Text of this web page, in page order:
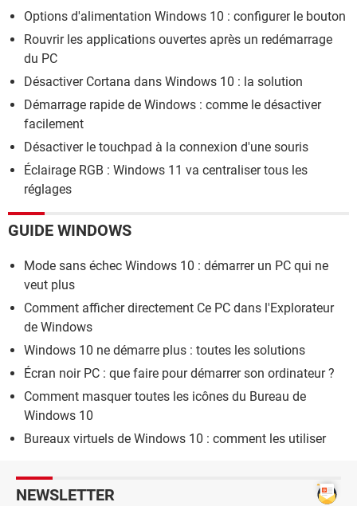
Options d'alimentation Windows 10 : configurer le bouton
Rouvrir les applications ouvertes après un redémarrage
du PC
Désactiver Cortana dans Windows 10 : la solution
Démarrage rapide de Windows : comme le désactiver
facilement
Désactiver le touchpad à la connexion d'une souris
Éclairage RGB : Windows 11 va centraliser tous les
réglages
GUIDE WINDOWS
Mode sans échec Windows 10 : démarrer un PC qui ne
veut plus
Comment afficher directement Ce PC dans l'Explorateur
de Windows
Windows 10 ne démarre plus : toutes les solutions
Écran noir PC : que faire pour démarrer son ordinateur ?
Comment masquer toutes les icônes du Bureau de
Windows 10
Bureaux virtuels de Windows 10 : comment les utiliser
NEWSLETTER